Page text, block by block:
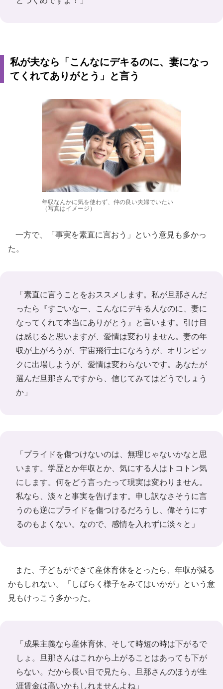
私が夫なら「こんなにデキるのに、妻になっ
てくれてありがとう」と言う
年収なんかに気を使わず、仲の良い夫婦でいたい
（写真はイメージ）
一方で、「事実を素直に言おう」という意見も多かっ
た。
「素直に言うことをおススメします。私が旦那さんだ
ったら『すごいなー、こんなにデキる人なのに、妻に
なってくれて本当にありがとう』と言います。引け目
は感じると思いますが、愛情は変わりません。妻の年
収が上がろうが、宇宙飛行士になろうが、オリンピッ
クに出場しようが、愛情は変わらないです。あなたが
選んだ旦那さんですから、信じてみてはどうでしょう
か」
「プライドを傷つけないのは、無理じゃないかなと思
います。学歴とか年収とか、気にする人はトコトン気
にします。何をどう言ったって現実は変わりません。
私なら、淡々と事実を告げます。申し訳なさそうに言
うのも逆にプライドを傷つけるだろうし、偉そうにす
るのもよくない。なので、感情を入れずに淡々と」
また、子どもができて産休育休をとったら、年収が減る
かもしれない。「しばらく様子をみてはいかが」という意
見もけっこう多かった。
「成果主義なら産休育休、そして時短の時は下がるで
しょ。旦那さんはこれから上がることはあっても下が
らない。だから長い目で見たら、旦那さんのほうが生
涯賃金は高いかもしれませんよね」